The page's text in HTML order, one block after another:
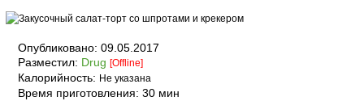
Опубликовано: 09.05.2017
Разместил: Drug [Offline]
Калорийность: Не указана
Время приготовления: 30 мин